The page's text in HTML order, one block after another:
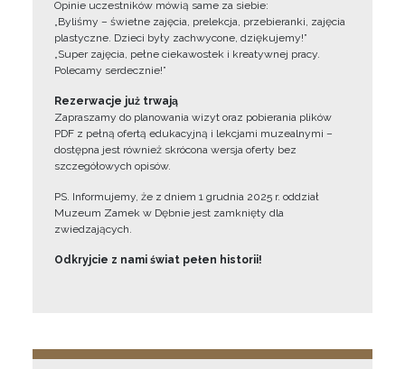
Opinie uczestników mówią same za siebie:
„Byliśmy – świetne zajęcia, prelekcja, przebieranki, zajęcia
plastyczne. Dzieci były zachwycone, dziękujemy!”
„Super zajęcia, pełne ciekawostek i kreatywnej pracy.
Polecamy serdecznie!”
Rezerwacje już trwają
Zapraszamy do planowania wizyt oraz pobierania plików
PDF z pełną ofertą edukacyjną i lekcjami muzealnymi –
dostępna jest również skrócona wersja oferty bez
szczegółowych opisów.
PS. Informujemy, że z dniem 1 grudnia 2025 r. oddział
Muzeum Zamek w Dębnie jest zamknięty dla
zwiedzających.
Odkryjcie z nami świat pełen historii!